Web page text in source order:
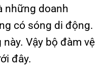
những doanh
có sóng di động.
Vậy bộ đàm vệ
đây.